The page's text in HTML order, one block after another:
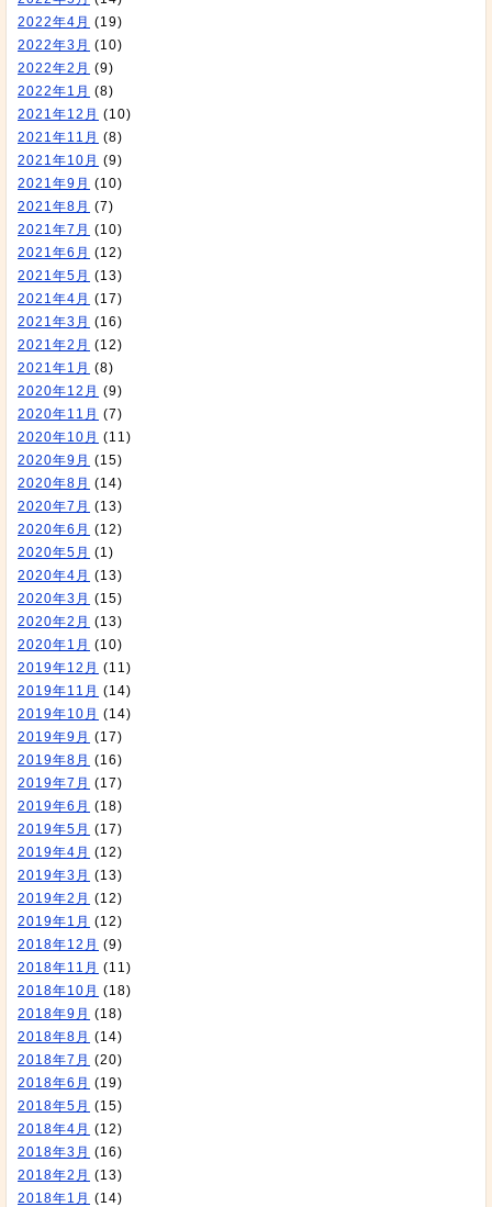
2022年4月 (19)
2022年3月 (10)
2022年2月 (9)
2022年1月 (8)
2021年12月 (10)
2021年11月 (8)
2021年10月 (9)
2021年9月 (10)
2021年8月 (7)
2021年7月 (10)
2021年6月 (12)
2021年5月 (13)
2021年4月 (17)
2021年3月 (16)
2021年2月 (12)
2021年1月 (8)
2020年12月 (9)
2020年11月 (7)
2020年10月 (11)
2020年9月 (15)
2020年8月 (14)
2020年7月 (13)
2020年6月 (12)
2020年5月 (1)
2020年4月 (13)
2020年3月 (15)
2020年2月 (13)
2020年1月 (10)
2019年12月 (11)
2019年11月 (14)
2019年10月 (14)
2019年9月 (17)
2019年8月 (16)
2019年7月 (17)
2019年6月 (18)
2019年5月 (17)
2019年4月 (12)
2019年3月 (13)
2019年2月 (12)
2019年1月 (12)
2018年12月 (9)
2018年11月 (11)
2018年10月 (18)
2018年9月 (18)
2018年8月 (14)
2018年7月 (20)
2018年6月 (19)
2018年5月 (15)
2018年4月 (12)
2018年3月 (16)
2018年2月 (13)
2018年1月 (14)